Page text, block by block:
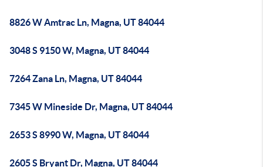
8826 W Amtrac Ln, Magna, UT 84044
3048 S 9150 W, Magna, UT 84044
7264 Zana Ln, Magna, UT 84044
7345 W Mineside Dr, Magna, UT 84044
2653 S 8990 W, Magna, UT 84044
2605 S Bryant Dr, Magna, UT 84044